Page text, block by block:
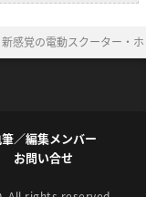
新感覚の電動スクーター・
／編集メンバー
お問い合せ